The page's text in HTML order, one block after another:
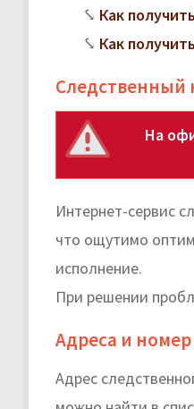
Как
Как
Следственный
На
Интернет-сервис
что ощутимо
исполнение.
При решении
Адреса и
Адрес